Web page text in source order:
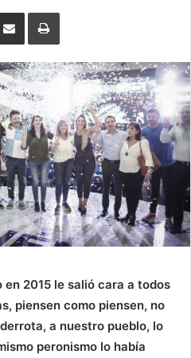
Share
Email
Print
2015 le salió cara a todos
piensen como piensen, no
a nuestro pueblo, lo
peronismo lo había